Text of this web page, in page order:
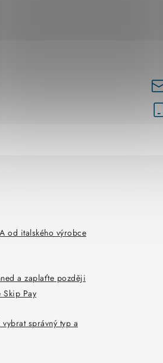
od italského výrobce
a zaplaťte později
Pay
správný typ a